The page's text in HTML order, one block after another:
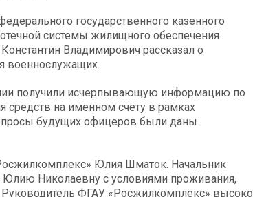
государственного казенного
системы жилищного обеспечения
Владимирович рассказал о
военнослужащих.
получили исчерпывающую информацию по
средств на именном счету в рамках
будущих офицеров были даны
Юлия Шматок. Начальник
Юлию Николаевну с условиями проживания,
Руководитель ФГАУ «Росжилкомплекс» высоко